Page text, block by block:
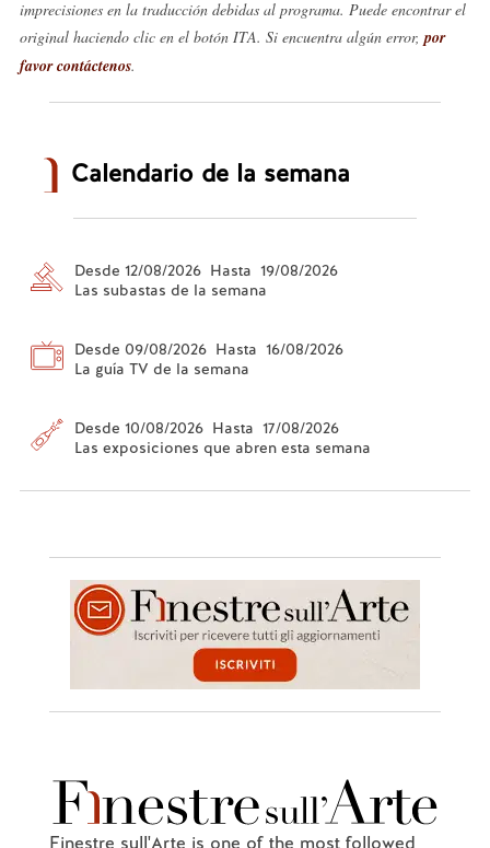
imprecisiones en la traducción debidas al programa. Puede encontrar el
original haciendo clic en el botón ITA. Si encuentra algún error, por
favor contáctenos.
Calendario de la semana
Desde 12/08/2026 Hasta 19/08/2026
Las subastas de la semana
Desde 09/08/2026 Hasta 16/08/2026
La guía TV de la semana
Desde 10/08/2026 Hasta 17/08/2026
Las exposiciones que abren esta semana
Finestre sull'Arte is one of the most followed